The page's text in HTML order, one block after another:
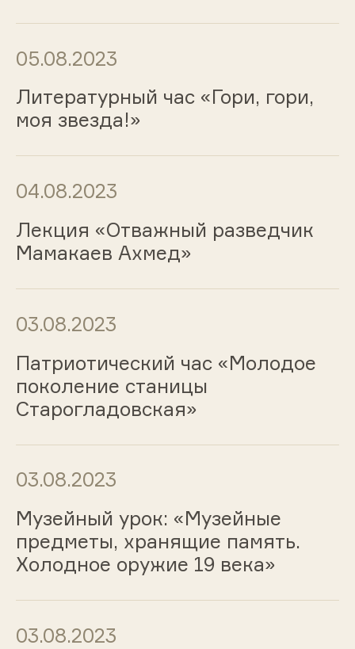
05.08.2023
Литературный час «Гори, гори,
моя звезда!»
04.08.2023
Лекция «Отважный разведчик
Мамакаев Ахмед»
03.08.2023
Патриотический час «Молодое
поколение станицы
Старогладовская»
03.08.2023
Музейный урок: «Музейные
предметы, хранящие память.
Холодное оружие 19 века»
03.08.2023